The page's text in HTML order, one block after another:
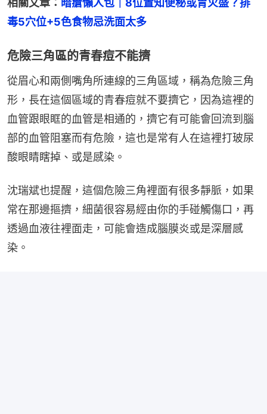
相關文章： 暗瘡懶人包｜8位置知便秘或胃火盛？排
毒5穴位+5色食物忌洗面太多
危險三角區的青春痘不能擠
從眉心和兩側嘴角所連線的三角區域，稱為危險三角
形，長在這個區域的青春痘就不要擠它，因為這裡的
血管跟眼眶的血管是相通的，擠它有可能會回流到腦
部的血管阻塞而有危險，這也是常有人在這裡打玻尿
酸眼睛瞎掉、或是感染。
沈瑞斌也提醒，這個危險三角裡面有很多靜脈，如果
常在那邊摳擠，細菌很容易經由你的手碰觸傷口，再
透過血液往裡面走，可能會造成腦膜炎或是深層感
染。